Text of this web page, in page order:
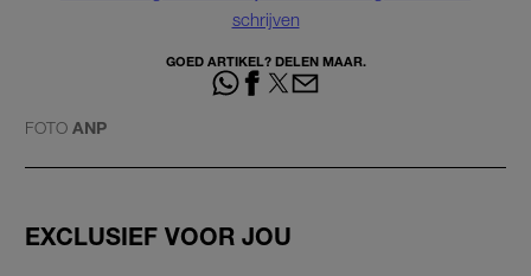
schrijven
GOED ARTIKEL? DELEN MAAR.
FOTO ANP
EXCLUSIEF VOOR JOU